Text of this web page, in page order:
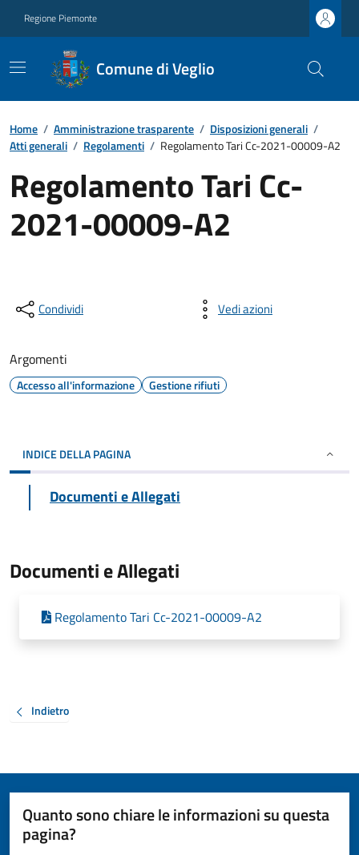
Regione Piemonte
Comune di Veglio
Home / Amministrazione trasparente / Disposizioni generali /
Atti generali / Regolamenti / Regolamento Tari Cc-2021-00009-A2
Regolamento Tari Cc-
2021-00009-A2
Condividi Vedi azioni
Argomenti
Accesso all'informazione Gestione rifiuti
INDICE DELLA PAGINA
Documenti e Allegati
Documenti e Allegati
Regolamento Tari Cc-2021-00009-A2
Indietro
Quanto sono chiare le informazioni su questa
pagina?